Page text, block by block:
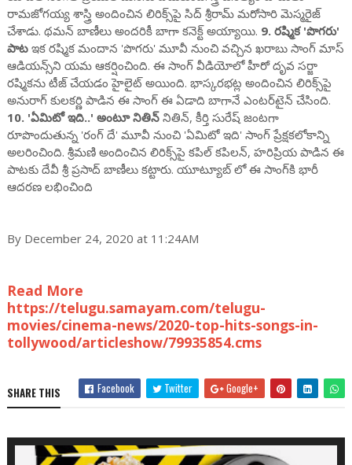
రామజోగయ్య శాస్త్రి అందించిన లిరిక్స్‌పై సిద్ శ్రీరామ్ మరోసారి మెస్మరైజ్
చేశాడు. థమన్ బాణీలు అందరికీ బాగా కనెక్ట్ అయ్యాయి. 9. రష్మిక 'పొగరు'
పాటఇక రష్మిక మందాన 'పొగరు' మూవీ నుంచి వచ్చిన ఖరాబు సాంగ్ మాస్
ఆడియన్స్‌ని యమ ఆకర్షించింది. ఈ సాంగ్ వీడియోలో హీరో దృవ సర్జా
రష్మికను టీజ్ చేయడం హైలైట్ అయింది. భాస్కరభట్ల అందించిన లిరిక్స్‌పై
అనురాగ్ కులకర్ణి పాడిన ఈ సాంగ్ ఈ ఏడాది బాగానే ఎంటర్‌టైన్ చేసింది.
10. 'ఏమిటో ఇది..' అంటూ నితిన్నితిన్, కీర్తి సురేష్ జంటగా
రూపొందుతున్న 'రంగ్ దే' మూవీ నుంచి 'ఏమిటో ఇది' సాంగ్ ప్రేక్షకలోకాన్ని
అలరించింది. శ్రీమణి అందించిన లిరిక్స్‌పై కపిల్ కపిలన్, హరిప్రియ పాడిన ఈ
పాటకు దేవీ శ్రీ ప్రసాద్ బాణీలు కట్టారు. యూట్యూబ్ లో ఈ సాంగ్‌కి భారీ
ఆదరణ లభించింది
By December 24, 2020 at 11:24AM
Read More
https://telugu.samayam.com/telugu-
movies/cinema-news/2020-top-hits-songs-in-
tollywood/articleshow/79935854.cms
SHARE THIS Facebook Twitter Google+